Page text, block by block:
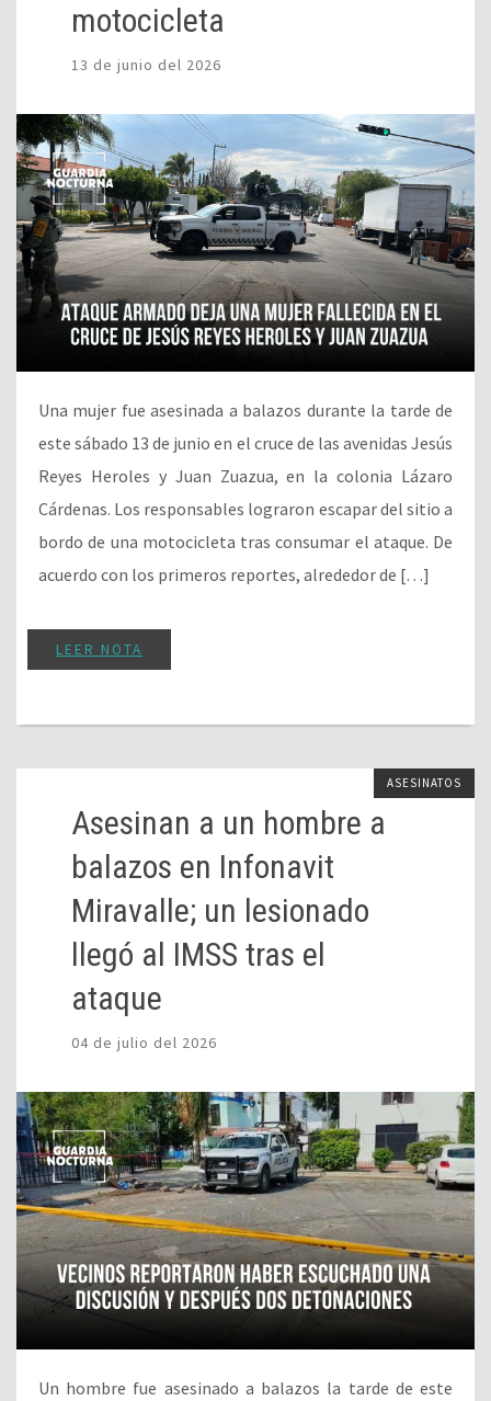
motocicleta
13 de junio del 2026
Una mujer fue asesinada a balazos durante la tarde de
este sábado 13 de junio en el cruce de las avenidas Jesús
Reyes Heroles y Juan Zuazua, en la colonia Lázaro
Cárdenas. Los responsables lograron escapar del sitio a
bordo de una motocicleta tras consumar el ataque. De
acuerdo con los primeros reportes, alrededor de […]
LEER NOTA
ASESINATOS
Asesinan a un hombre a
balazos en Infonavit
Miravalle; un lesionado
llegó al IMSS tras el
ataque
04 de julio del 2026
Un hombre fue asesinado a balazos la tarde de este